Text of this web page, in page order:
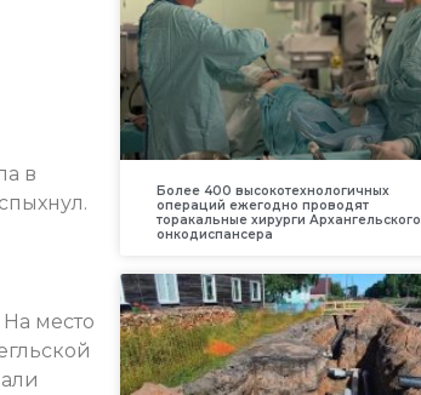
в
На место
Более 400 высокотехнологичных
операций ежегодно проводят
торакальные хирурги Архангельского
онкодиспансера